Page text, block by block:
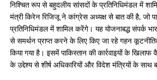
निश्चित रूप से बहुदलीय सांसदों के प्रतिनिधिमंडल में
मंत्री किरेन रिजिजू ने कांग्रेस अध्यक्ष से बात की है, जो
प्रतिनिधिमंडल में शामिल करेंगे। यह योजनाबद्ध संपर्क भारत
से समर्थन प्राप्त करने के लिए किए जा रहे गहन
किया गया है। इसमें पाकिस्तान की कार्रवाइयों के
के उद्देश्य से शीर्ष अधिकारियों और विदेश मंत्रियों के साथ